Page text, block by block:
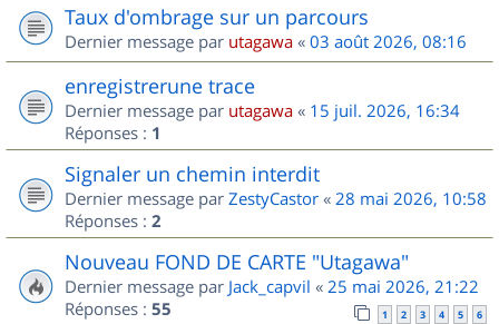
Taux d'ombrage sur un parcours
Dernier message par utagawa « 03 août 2026, 08:16
enregistrerune trace
Dernier message par utagawa « 15 juil. 2026, 16:34
Réponses : 1
Signaler un chemin interdit
Dernier message par ZestyCastor « 28 mai 2026, 10:58
Réponses : 2
Nouveau FOND DE CARTE "Utagawa"
Dernier message par Jack_capvil « 25 mai 2026, 21:22
Réponses : 55 1 2 3 4 5 6